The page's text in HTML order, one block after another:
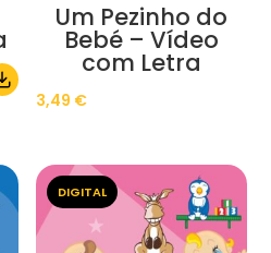
Um Pezinho do
Bebé – Vídeo
com Letra
3,49 €
DIGITAL